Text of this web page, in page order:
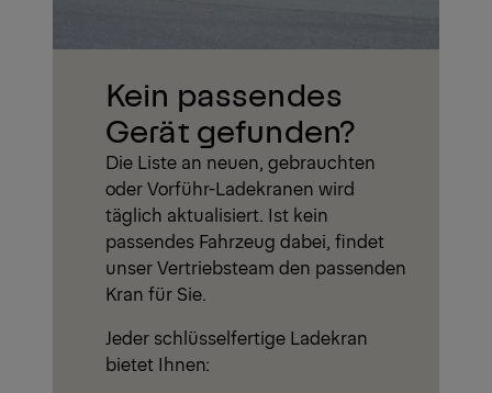
Kein passendes
Gerät gefunden?
Die Liste an neuen, gebrauchten
oder Vorführ-Ladekranen wird
täglich aktualisiert. Ist kein
passendes Fahrzeug dabei, findet
unser Vertriebsteam den passenden
Kran für Sie.
Jeder schlüsselfertige Ladekran
bietet Ihnen: